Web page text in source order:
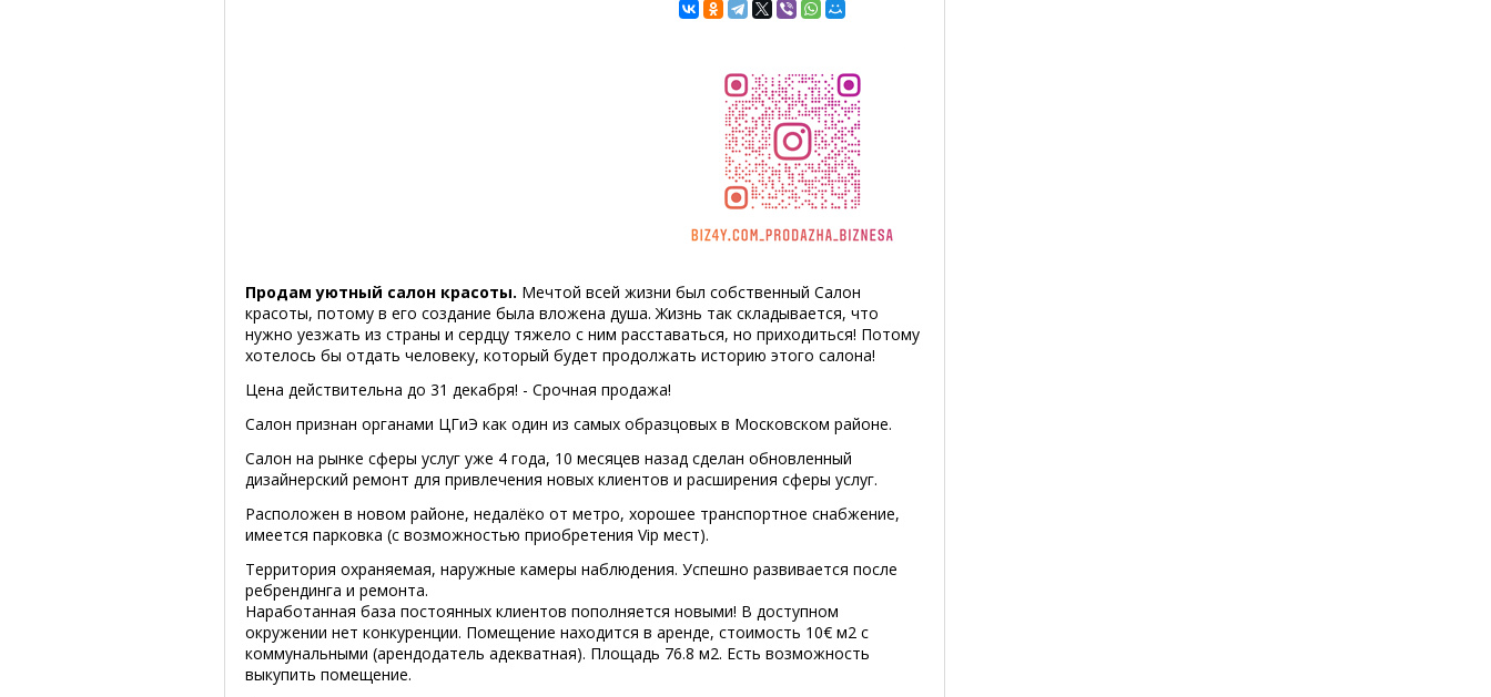
Продам уютный салон красоты. Мечтой всей жизни был собственный Салон
красоты, потому в его создание была вложена душа. Жизнь так складывается, что
нужно уезжать из страны и сердцу тяжело с ним расставаться, но приходиться! Потому
хотелось бы отдать человеку, который будет продолжать историю этого салона!
Цена действительна до 31 декабря! - Срочная продажа!
Салон признан органами ЦГиЭ как один из самых образцовых в Московском районе.
Салон на рынке сферы услуг уже 4 года, 10 месяцев назад сделан обновленный
дизайнерский ремонт для привлечения новых клиентов и расширения сферы услуг.
Расположен в новом районе, недалёко от метро, хорошее транспортное снабжение,
имеется парковка (с возможностью приобретения Vip мест).
Территория охраняемая, наружные камеры наблюдения. Успешно развивается после
ребрендинга и ремонта.
Наработанная база постоянных клиентов пополняется новыми! В доступном
окружении нет конкуренции. Помещение находится в аренде, стоимость 10€ м2 с
коммунальными (арендодатель адекватная). Площадь 76.8 м2. Есть возможность
выкупить помещение.